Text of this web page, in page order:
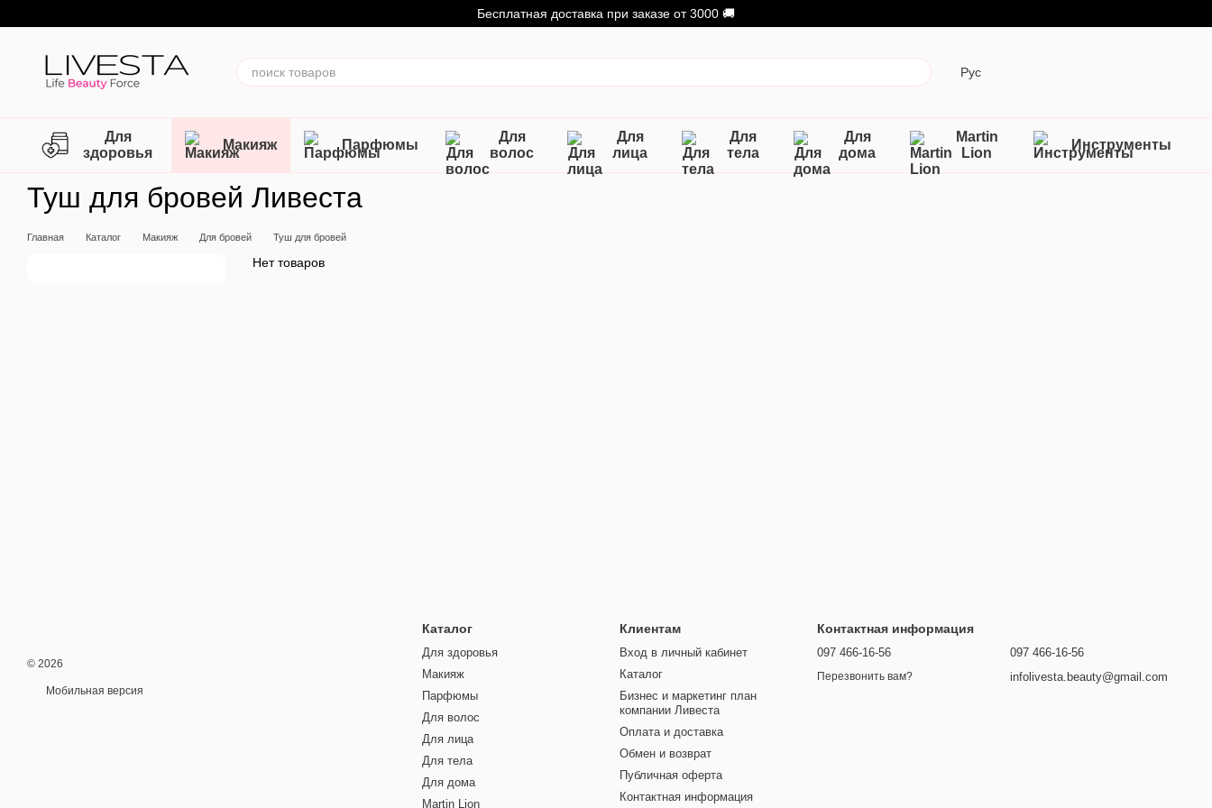
Бесплатная доставка при заказе от 3000 🚚
Рус
Для
здоровья
Макияж Парфюмы
Для
волос
Для
лица
Для
тела
Для
дома
Martin
Lion
Инструменты
Туш для бровей Ливеста
Главная Каталог Макияж Для бровей Туш для бровей
Нет товаров
© 2026
Мобильная версия
Каталог
Для здоровья
Макияж
Парфюмы
Для волос
Для лица
Для тела
Для дома
Martin Lion
Клиентам
Вход в личный кабинет
Каталог
Бизнес и маркетинг план
компании Ливеста
Оплата и доставка
Обмен и возврат
Публичная оферта
Контактная информация
Контактная информация
097 466-16-56
Перезвонить вам?
097 466-16-56
infolivesta.beauty@gmail.com